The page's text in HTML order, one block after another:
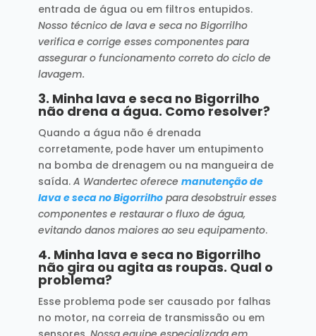
entrada de água ou em filtros entupidos.
Nosso técnico de lava e seca no Bigorrilho
verifica e corrige esses componentes para
assegurar o funcionamento correto do ciclo de
lavagem.
3. Minha lava e seca no Bigorrilho
não drena a água. Como resolver?
Quando a água não é drenada
corretamente, pode haver um entupimento
na bomba de drenagem ou na mangueira de
saída. A Wandertec oferece manutenção de
lava e seca no Bigorrilhopara desobstruir esses
componentes e restaurar o fluxo de água,
evitando danos maiores ao seu equipamento.
4. Minha lava e seca no Bigorrilho
não gira ou agita as roupas. Qual o
problema?
Esse problema pode ser causado por falhas
no motor, na correia de transmissão ou em